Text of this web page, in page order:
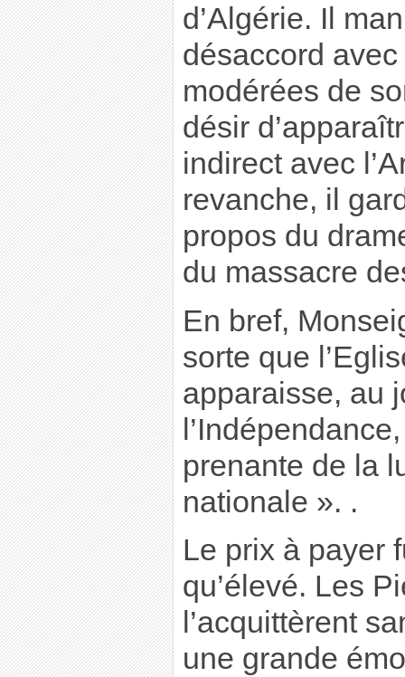
d’Algérie. Il
désaccord
modérées de
désir
indirect avec
revanche, il
propos du
du massacre
En bref,
sorte que
apparaisse, au
prenante de la
nationale ». .
Le prix à payer
qu’élevé. Les
l’acquittèrent
une grande